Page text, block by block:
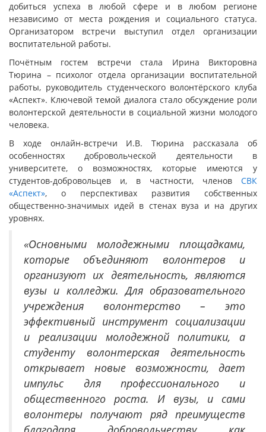
добиться успеха в любой сфере и в любом регионе
независимо от места рождения и социального статуса.
Организатором встречи выступил отдел организации
воспитательной работы.
Почётным гостем встречи стала Ирина Викторовна
Тюрина – психолог отдела организации воспитательной
работы, руководитель студенческого волонтёрского клуба
«Аспект». Ключевой темой диалога стало обсуждение роли
волонтерской деятельности в социальной жизни молодого
человека.
В ходе онлайн-встречи И.В. Тюрина рассказала об
особенностях добровольческой деятельности в
университете, о возможностях, которые имеются у
студентов-добровольцев и, в частности, членов СВК
«Аспект», о перспективах развития собственных
общественно-значимых идей в стенах вуза и на других
уровнях.
«Основными молодежными площадками,
которые объединяют волонтеров и
организуют их деятельность, являются
вузы и колледжи. Для образовательного
учреждения волонтерство – это
эффективный инструмент социализации
и реализации молодежной политики, а
студенту волонтерская деятельность
открывает новые возможности, дает
импульс для профессионального и
общественного роста. И вузы, и сами
волонтеры получают ряд преимуществ